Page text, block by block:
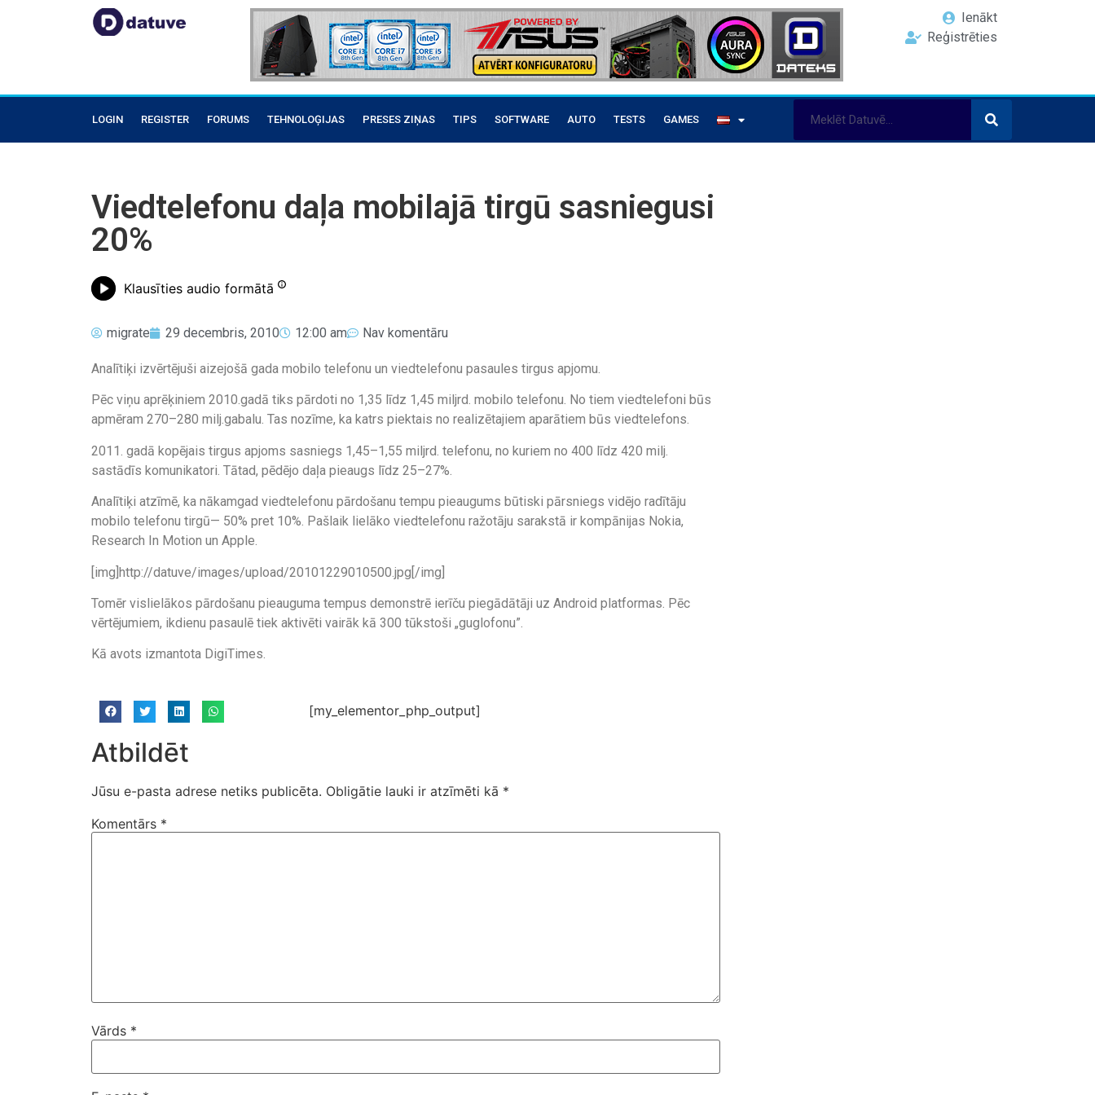
Ienākt
Reģistrēties
LOGIN REGISTER FORUMS TEHNOLOĢIJAS PRESES ZIŅAS TIPS SOFTWARE AUTO TESTS GAMES
Viedtelefonu daļa mobilajā tirgū sasniegusi
20%
Klausīties audio formātā
migrate 29 decembris, 2010 12:00 am Nav komentāru
Аnalītiķi izvērtējuši aizejošā gada mobilo telefonu un viedtelefonu pasaules tirgus apjomu.
Pēc viņu aprēķiniem 2010.gadā tiks pārdoti no 1,35 līdz 1,45 miljrd. mobilo telefonu. No tiem viedtelefoni būs
apmēram 270–280 milj.gabalu. Tas nozīme, ka katrs piektais no realizētajiem aparātiem būs viedtelefons.
2011. gadā kopējais tirgus apjoms sasniegs 1,45–1,55 miljrd. telefonu, no kuriem no 400 līdz 420 milj.
sastādīs komunikatori. Tātad, pēdējo daļa pieaugs līdz 25–27%.
Analītiķi atzīmē, ka nākamgad viedtelefonu pārdošanu tempu pieaugums būtiski pārsniegs vidējo radītāju
mobilo telefonu tirgū— 50% pret 10%. Pašlaik lielāko viedtelefonu ražotāju sarakstā ir kompānijas Nokia,
Research In Motion un Apple.
[img]http://datuve/images/upload/20101229010500.jpg[/img]
Tomēr vislielākos pārdošanu pieauguma tempus demonstrē ierīču piegādātāji uz Android platformas. Pēc
vērtējumiem, ikdienu pasaulē tiek aktivēti vairāk kā 300 tūkstoši „guglofonu”.
Kā avots izmantota DigiTimes.
[my_elementor_php_output]
Atbildēt
Jūsu e-pasta adrese netiks publicēta. Obligātie lauki ir atzīmēti kā *
Komentārs *
Vārds *